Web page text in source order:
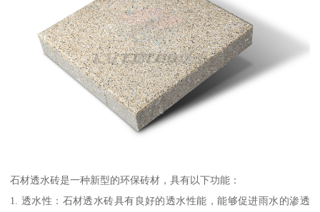
石材透水砖是一种新型的环保砖材，具有以下功能：
1. 透水性：石材透水砖具有良好的透水性能，能够促进雨水的渗透